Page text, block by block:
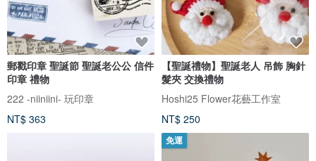
郵戳印章 聖誕節 聖誕老公公 信件
印章 禮物
222 -niiniini- 玩印章
NT$ 363
【聖誕禮物】聖誕老人 吊飾 胸針
髮夾 交換禮物
Hoshi25 Flower花藝工作室
NT$ 250
免運